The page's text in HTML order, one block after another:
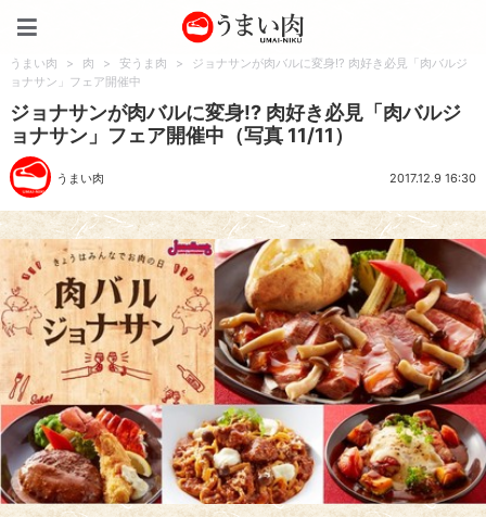
うまい肉 > 肉 > 安うま肉 >
ジョナサンが肉バルに変身!? 肉好き必見「肉バルジ
ョナサン」フェア開催中
ジョナサンが肉バルに変身!? 肉好き必見「肉バルジ
ョナサン」フェア開催中（写真 11/11）
うまい肉 2017.12.9 16:30